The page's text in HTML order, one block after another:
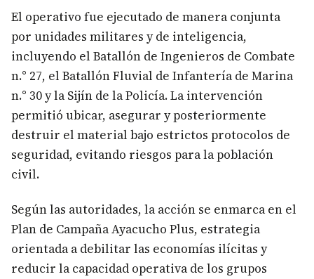
El operativo fue ejecutado de manera conjunta
por unidades militares y de inteligencia,
incluyendo el Batallón de Ingenieros de Combate
n.° 27, el Batallón Fluvial de Infantería de Marina
n.° 30 y la Sijín de la Policía. La intervención
permitió ubicar, asegurar y posteriormente
destruir el material bajo estrictos protocolos de
seguridad, evitando riesgos para la población
civil.
Según las autoridades, la acción se enmarca en el
Plan de Campaña Ayacucho Plus, estrategia
orientada a debilitar las economías ilícitas y
reducir la capacidad operativa de los grupos